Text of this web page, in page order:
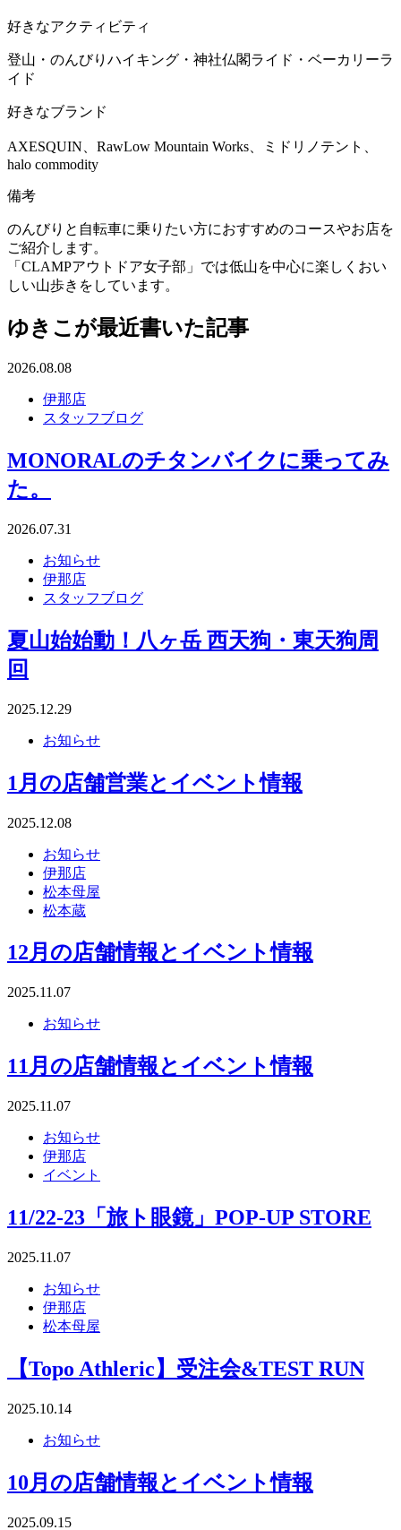
好きなアクティビティ
登山・のんびりハイキング・神社仏閣ライド・ベーカリーラ
イド
好きなブランド
AXESQUIN、RawLow Mountain Works、ミドリノテント、
halo commodity
備考
のんびりと自転車に乗りたい方におすすめのコースやお店を
ご紹介します。
「CLAMPアウトドア女子部」では低山を中心に楽しくおい
しい山歩きをしています。
ゆきこが最近書いた記事
2026.08.08
伊那店
スタッフブログ
MONORALのチタンバイクに乗ってみ
た。
2026.07.31
お知らせ
伊那店
スタッフブログ
夏山始始動！八ヶ岳 西天狗・東天狗周
回
2025.12.29
お知らせ
1月の店舗営業とイベント情報
2025.12.08
お知らせ
伊那店
松本母屋
松本蔵
12月の店舗情報とイベント情報
2025.11.07
お知らせ
11月の店舗情報とイベント情報
2025.11.07
お知らせ
伊那店
イベント
11/22-23「旅ト眼鏡」POP-UP STORE
2025.11.07
お知らせ
伊那店
松本母屋
【Topo Athleric】受注会&TEST RUN
2025.10.14
お知らせ
10月の店舗情報とイベント情報
2025.09.15